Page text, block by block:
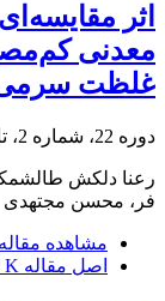
اثر
معدنی
غلظت سرمی
دوره 22، شماره 2، تابستان 1399، صفحه
رعنا دلکش
فر، محسن مجتهدی
مشاهده مقاله
اصل مقاله K